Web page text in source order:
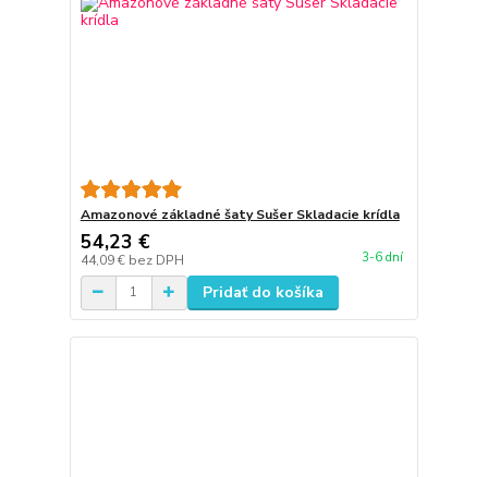
Amazonové základné šaty Sušer Skladacie krídla
54,23 €
44,09 € bez DPH 3-6 dní
Pridať do košíka